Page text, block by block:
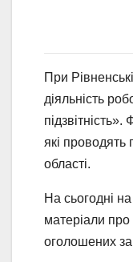
При
діяльність
підзвітність».
які проводять
області.
На сьогодні
матеріали
оголошених